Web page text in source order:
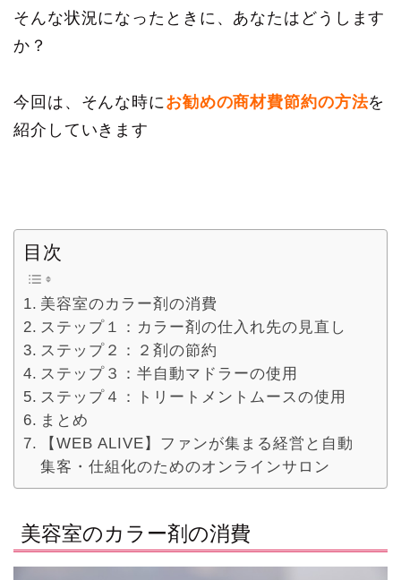
そんな状況になったときに、あなたはどうします
か？
今回は、そんな時にお勧めの商材費節約の方法を
紹介していきます
目次
美容室のカラー剤の消費
ステップ１：カラー剤の仕入れ先の見直し
ステップ２：２剤の節約
ステップ３：半自動マドラーの使用
ステップ４：トリートメントムースの使用
まとめ
【WEB ALIVE】ファンが集まる経営と自動
集客・仕組化のためのオンラインサロン
美容室のカラー剤の消費